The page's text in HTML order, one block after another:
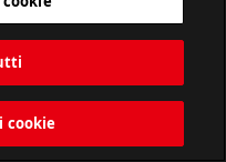
cookie